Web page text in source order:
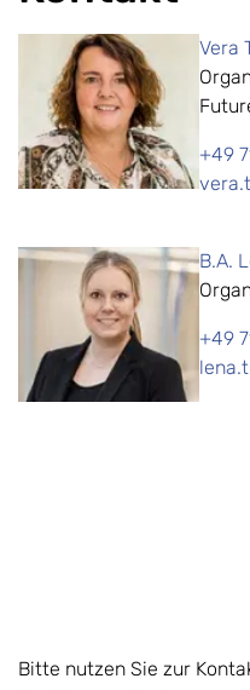
Vera
+49
B.A.
+49
Bitte nutzen Sie zur